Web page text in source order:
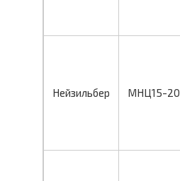
Нейзильбер МНЦ15-20